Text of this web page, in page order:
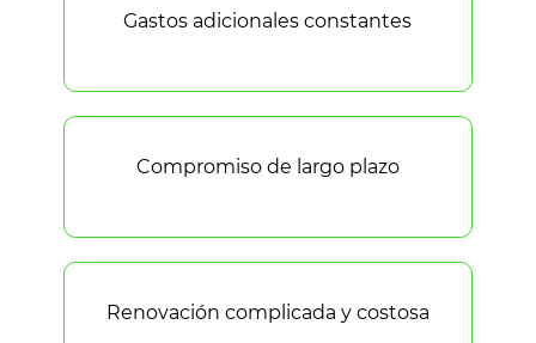
Gastos adicionales constantes
Compromiso de largo plazo
Renovación complicada y costosa